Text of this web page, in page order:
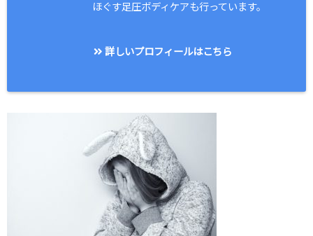
ほぐす足圧ボディケアも行っています。
詳しいプロフィールはこちら